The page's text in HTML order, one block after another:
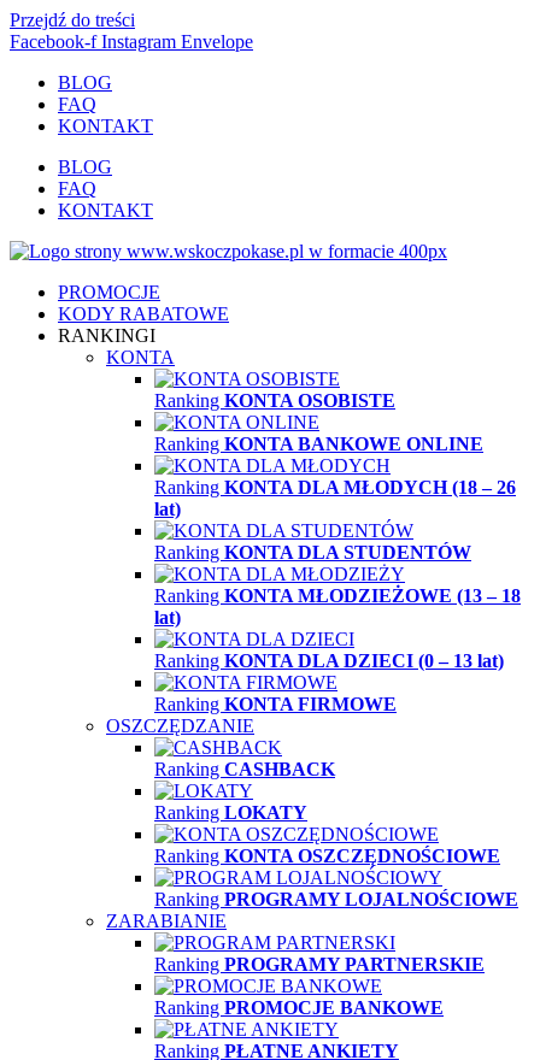
Przejdź do treści
Facebook-f Instagram Envelope
BLOG
FAQ
KONTAKT
BLOG
FAQ
KONTAKT
PROMOCJE
KODY RABATOWE
RANKINGI
KONTA
Ranking KONTA OSOBISTE
Ranking KONTA BANKOWE ONLINE
Ranking KONTA DLA MŁODYCH (18 – 26
lat)
Ranking KONTA DLA STUDENTÓW
Ranking KONTA MŁODZIEŻOWE (13 – 18
lat)
Ranking KONTA DLA DZIECI (0 – 13 lat)
Ranking KONTA FIRMOWE
OSZCZĘDZANIE
Ranking CASHBACK
Ranking LOKATY
Ranking KONTA OSZCZĘDNOŚCIOWE
Ranking PROGRAMY LOJALNOŚCIOWE
ZARABIANIE
Ranking PROGRAMY PARTNERSKIE
Ranking PROMOCJE BANKOWE
Ranking PŁATNE ANKIETY